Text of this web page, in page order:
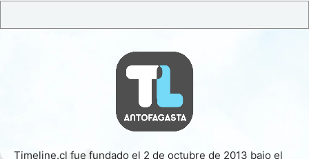
Timeline.cl fue fundado el 2 de octubre de 2013 bajo el